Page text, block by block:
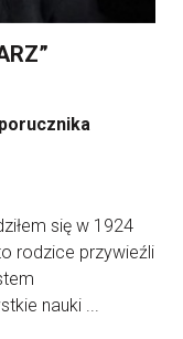
się w 1924
rodzice przywieźli
nauki ...